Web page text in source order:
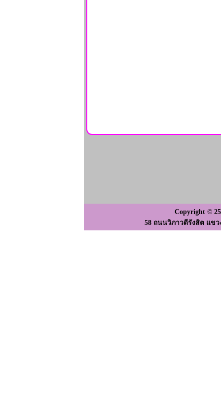
Copyright ©
58 ถนนวิภาวดีรังสิต แขว